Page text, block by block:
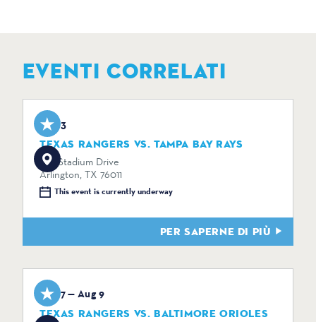
EVENTI CORRELATI
Aug 3
TEXAS RANGERS VS. TAMPA BAY RAYS
734 Stadium Drive
Arlington, TX 76011
This event is currently underway
PER SAPERNE DI PIÙ
Aug 7 — Aug 9
TEXAS RANGERS VS. BALTIMORE ORIOLES